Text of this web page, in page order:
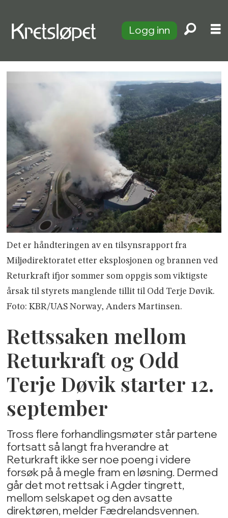
Logg inn
Det er håndteringen av en tilsynsrapport fra
Miljødirektoratet etter eksplosjonen og brannen ved
Returkraft ifjor sommer som oppgis som viktigste
årsak til styrets manglende tillit til Odd Terje Døvik.
Foto: KBR/UAS Norway, Anders Martinsen.
Rettssaken mellom
Returkraft og Odd
Terje Døvik starter 12.
september
Tross flere forhandlingsmøter står partene
fortsatt så langt fra hverandre at
Returkraft ikke ser noe poeng i videre
forsøk på å megle fram en løsning. Dermed
går det mot rettsak i Agder tingrett,
mellom selskapet og den avsatte
direktøren, melder Fædrelandsvennen.